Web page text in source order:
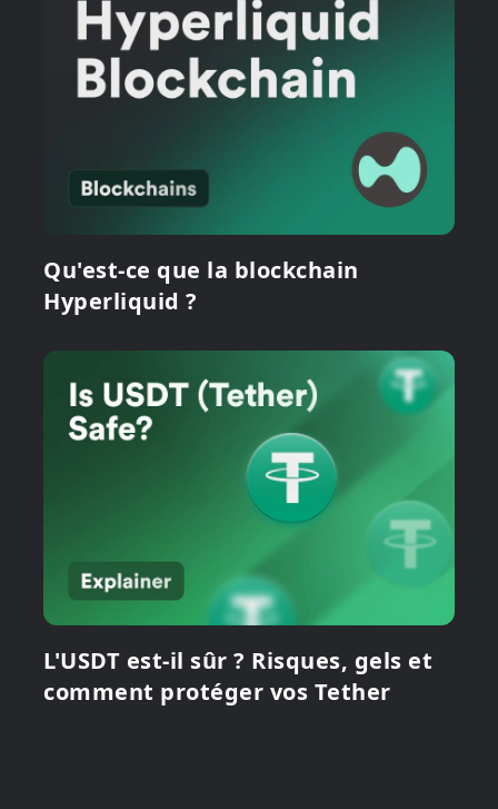
Qu'est-ce que la blockchain
Hyperliquid ?
L'USDT est-il sûr ? Risques, gels et
comment protéger vos Tether